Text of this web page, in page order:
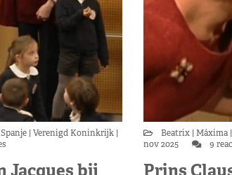
Spanje Verenigd Koninkrijk
Jacques bij
Beatrix Máxima
nov 2025
9
Prins